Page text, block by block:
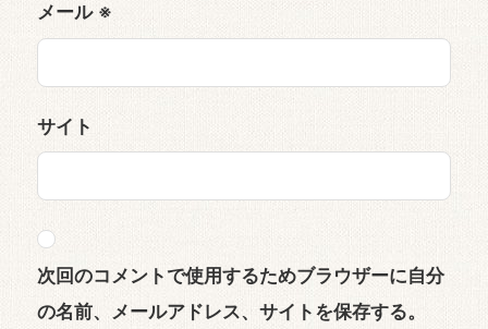
メール ※
サイト
次回のコメントで使用するためブラウザーに自分
の名前、メールアドレス、サイトを保存する。